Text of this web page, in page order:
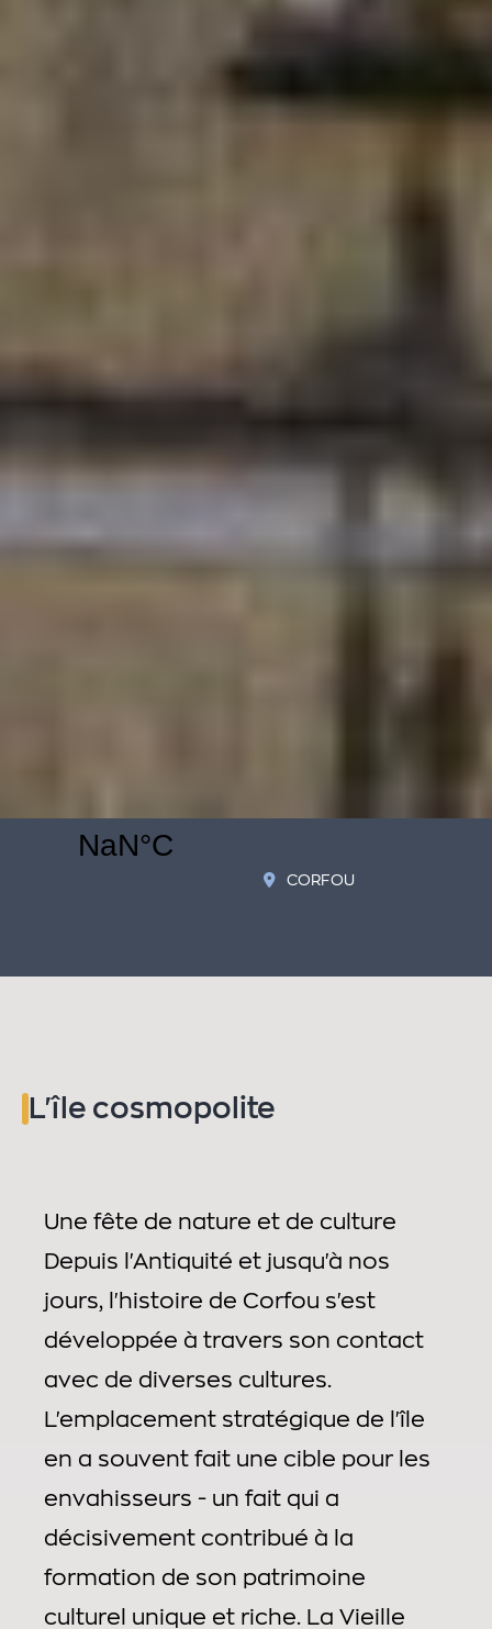
CORFOU
L'île cosmopolite
Une fête de nature et de culture
Depuis l'Antiquité et jusqu'à nos
jours, l'histoire de Corfou s'est
développée à travers son contact
avec de diverses cultures.
L'emplacement stratégique de l'île
en a souvent fait une cible pour les
envahisseurs - un fait qui a
décisivement contribué à la
formation de son patrimoine
culturel unique et riche. La Vieille